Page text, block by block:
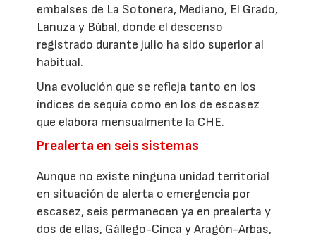
embalses de La Sotonera, Mediano, El Grado,
Lanuza y Búbal, donde el descenso
registrado durante julio ha sido superior al
habitual.
Una evolución que se refleja tanto en los
índices de sequía como en los de escasez
que elabora mensualmente la CHE.
Prealerta en seis sistemas
Aunque no existe ninguna unidad territorial
en situación de alerta o emergencia por
escasez, seis permanecen ya en prealerta y
dos de ellas, Gállego-Cinca y Aragón-Arbas,